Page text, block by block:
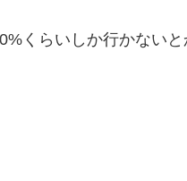
くらいしか行かないと